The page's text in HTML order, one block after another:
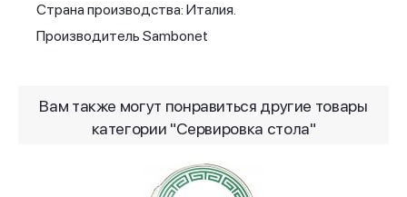
Страна производства: Италия.
Производитель Sambonet
Вам также могут понравиться другие товары
категории "Сервировка стола"